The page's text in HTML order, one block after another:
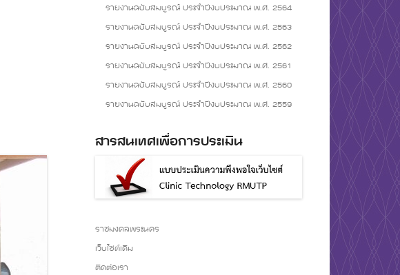
รายงานฉบับสมบูรณ์ ประจำปีงบประมาณ พ.ศ. 2564
รายงานฉบับสมบูรณ์ ประจำปีงบประมาณ พ.ศ. 2563
รายงานฉบับสมบูรณ์ ประจำปีงบประมาณ พ.ศ. 2562
รายงานฉบับสมบูรณ์ ประจำปีงบประมาณ พ.ศ. 2561
รายงานฉบับสมบูรณ์ ประจำปีงบประมาณ พ.ศ. 2560
รายงานฉบับสมบูรณ์ ประจำปีงบประมาณ พ.ศ. 2559
สารสนเทศเพื่อการประเมิน
ราชมงคลพระนคร
เว็บไซต์เดิม
ติดต่อเรา